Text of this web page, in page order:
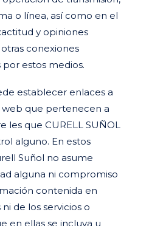
o línea, así como en el
y opiniones
conexiones
por estos medios.
establecer enlaces a
web que pertenecen a
les que CURELL SUÑOL
alguno. En estos
Suñol no asume
alguna ni compromiso
contenida en
de los servicios o
en ellas se incluya u